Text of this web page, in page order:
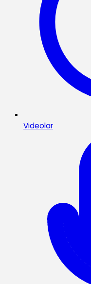
Videolar